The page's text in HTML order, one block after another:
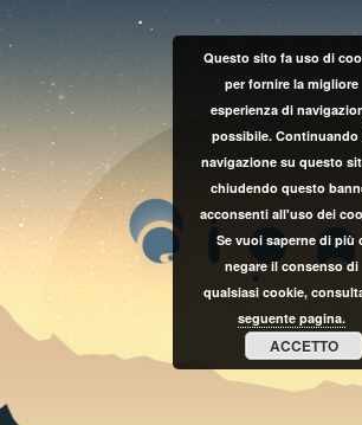
Questo sito fa uso di
per fornire la migliore
esperienza di
possibile. Continuando
navigazione su questo
chiudendo questo
acconsenti all'uso dei
Se vuoi saperne di più
negare il consenso di
qualsiasi cookie,
seguente pagina.
ACCETTO